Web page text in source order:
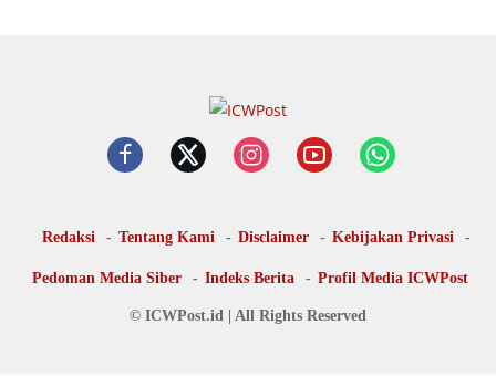
Redaksi Tentang Kami Disclaimer Kebijakan Privasi
Pedoman Media Siber Indeks Berita Profil Media ICWPost
© ICWPost.id | All Rights Reserved